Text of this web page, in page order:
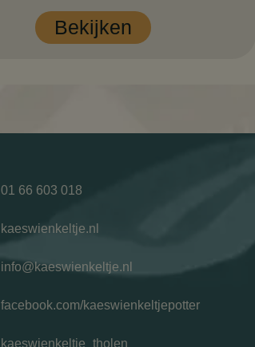
Bekijken
01 66 603 018
kaeswienkeltje.nl
info@kaeswienkeltje.nl
facebook.com/kaeswienkeltjepotter
kaeswienkeltje_tholen